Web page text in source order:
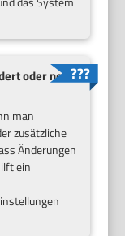
oder neue
man
zusätzliche
Änderungen
ein